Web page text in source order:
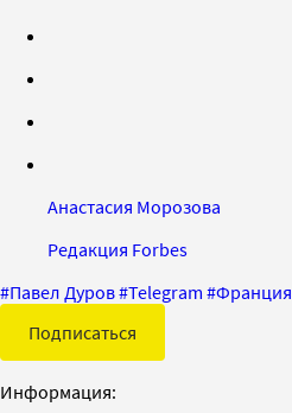
Анастасия Морозова
Редакция Forbes
#Павел Дуров#Telegram #Франция
Подписаться
Информация: